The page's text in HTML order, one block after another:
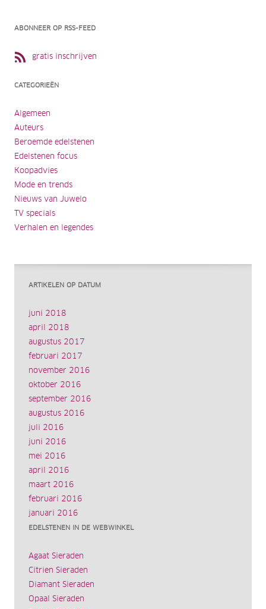
ABONNEER OP RSS-FEED
gratis inschrijven
CATEGORIEËN
Algemeen
Auteurs
Beroemde edelstenen
Edelstenen focus
Koopadvies
Mode en trends
Nieuws van Juwelo
TV specials
Verhalen en legendes
ARTIKELEN OP DATUM
juni 2018
april 2018
augustus 2017
februari 2017
november 2016
oktober 2016
september 2016
augustus 2016
juli 2016
juni 2016
mei 2016
april 2016
maart 2016
februari 2016
januari 2016
EDELSTENEN IN DE WEBWINKEL
Agaat Sieraden
Citrien Sieraden
Diamant Sieraden
Opaal Sieraden